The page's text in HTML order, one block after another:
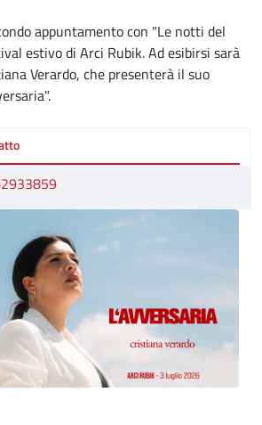
appuntamento con "Le notti del
estivo di Arci Rubik. Ad esibirsi sarà
Verardo, che presenterà il suo